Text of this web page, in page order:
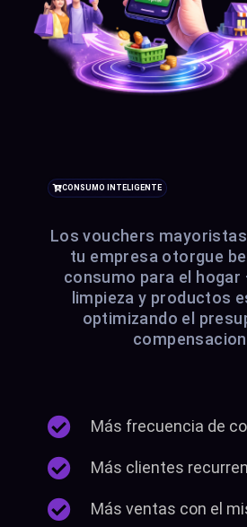
CONSUMO INTELIGENTE
Los vouchers
tu empresa otorgue
consumo para el
limpieza y productos
optimizando el
Más frecuencia de
Más clientes
Más ventas con el